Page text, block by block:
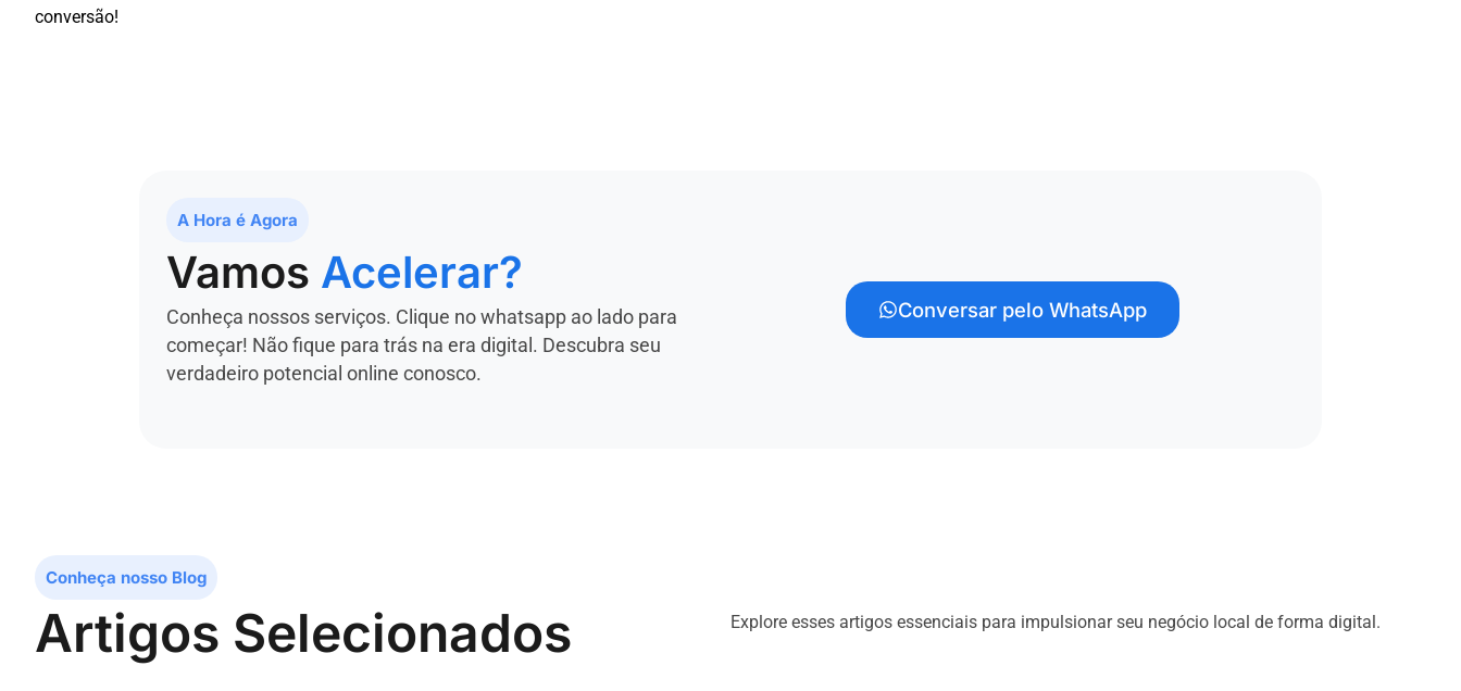
conversão!
A Hora é Agora
Vamos Acelerar?
Conheça nossos serviços. Clique no whatsapp ao lado para
começar! Não fique para trás na era digital. Descubra seu
verdadeiro potencial online conosco.
Conversar pelo WhatsApp
Conheça nosso Blog
Artigos Selecionados Explore esses artigos essenciais para impulsionar seu negócio local de forma digital.